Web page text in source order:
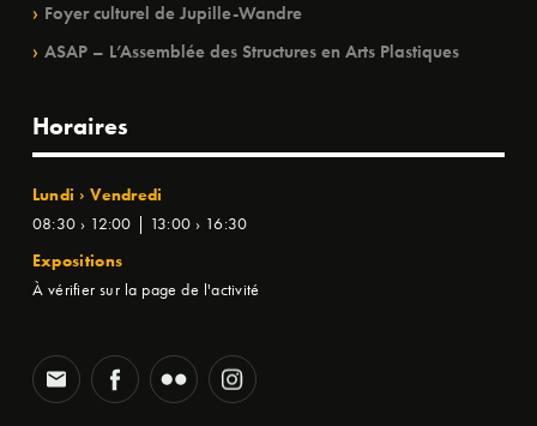
Foyer culturel de Jupille-Wandre
ASAP – L’Assemblée des Structures en Arts Plastiques
Horaires
Lundi › Vendredi
08:30 › 12:00 | 13:00 › 16:30
Expositions
À vérifier sur la page de l'activité